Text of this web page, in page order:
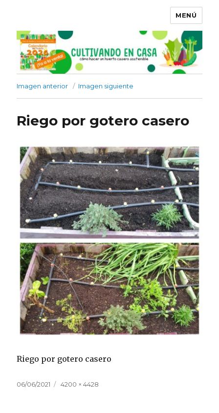
MENÚ
Imagen anterior Imagen siguiente
Riego por gotero casero
Riego por gotero casero
Publicado
06/06/2021
Tamaño
4200 × 4428